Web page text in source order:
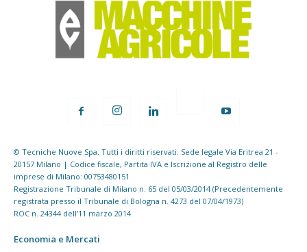
© Tecniche Nuove Spa. Tutti i diritti riservati. Sede legale Via Eritrea 21 -
20157 Milano | Codice fiscale, Partita IVA e Iscrizione al Registro delle
imprese di Milano: 00753480151
Registrazione Tribunale di Milano n. 65 del 05/03/2014 (Precedentemente
registrata presso il Tribunale di Bologna n. 4273 del 07/04/1973)
ROC n. 24344 dell'11 marzo 2014
Economia e Mercati